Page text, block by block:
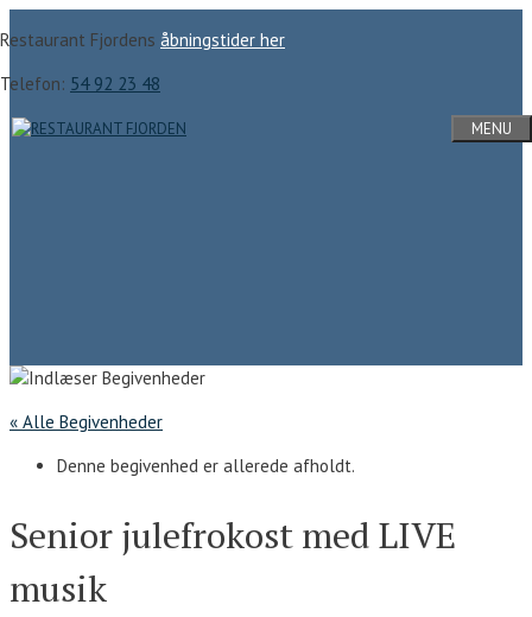
til
indhold
Restaurant Fjordens åbningstider her
Telefon: 54 92 23 48
MENU
« Alle Begivenheder
Denne begivenhed er allerede afholdt.
Senior julefrokost med LIVE
musik